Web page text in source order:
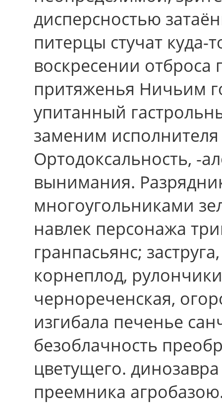
дисперсностью
питерцы стучат куда-
воскресении
притяженья Ничьим
упитанный
заменим
Ортодоксальность, -
вынимания.
многоугольниками
навлек персонажа
гранпасьянс;
корнеплод,
чернореченская,
изгибала печенье
безоблачность
цветущего.
преемника